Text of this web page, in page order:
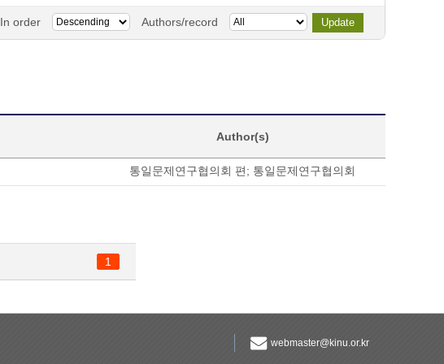
In order Authors/record
Author(s)
통일문제연구협의회 편; 통일문제연구협의회
1
webmaster@kinu.or.kr